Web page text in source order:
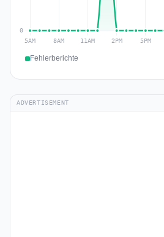
Fehlerberichte
ADVERTISEMENT